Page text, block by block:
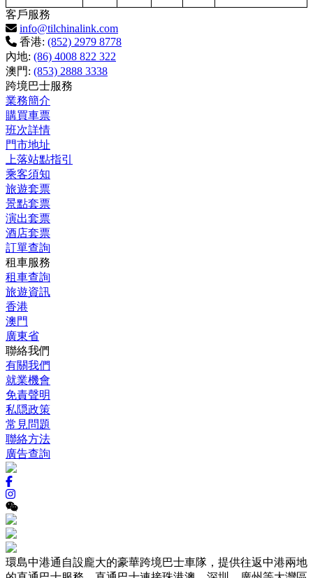
客戶服務
info@tilchinalink.com
香港: (852) 2979 8778
內地: (86) 4008 822 322
澳門: (853) 2888 3338
跨境巴士服務
業務簡介
購買車票
班次詳情
門市地址
上落站點指引
乘客須知
旅遊套票
景點套票
演出套票
酒店套票
訂單查詢
租車服務
租車查詢
旅遊資訊
香港
澳門
廣東省
聯絡我們
有關我們
就業機會
免責聲明
私隠政策
常見問題
聯絡方法
廣告查詢
環島中港通自設龐大的豪華跨境巴士車隊，提供往返中港兩地